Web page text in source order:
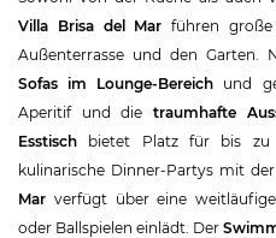
Villa Brisa del Mar führen
Außenterrasse und den Garten.
Sofas im Lounge-Bereich und
Aperitif und dietraumhafte
Esstisch bietet Platz für bis zu
kulinarische Dinner-Partys mit
Mar verfügt über eine
oder Ballspielen einlädt. Der